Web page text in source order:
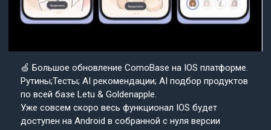
🍏 Большое обновление ComoBase на IOS платформе.
Рутины;Тесты; AI рекомендации; AI подбор продуктов
по всей базе Letu & Goldenapple.
Уже совсем скоро весь функционал IOS будет
доступен на Android в собранной с нуля версии